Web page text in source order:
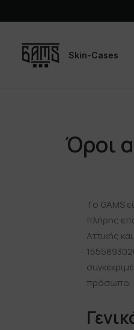
Skin-Cases
Όροι
Το GAMS
πλήρης
Αττικής
πρόσωπο,